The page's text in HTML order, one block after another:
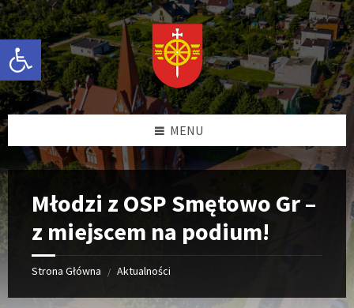
Przejdź
do
treści
Przejdź
do
prawej
kolumny
Przejdź
do
stopki
Otwórz pasek narzędzi
MENU
Młodzi z OSP Smętowo Gr –
z miejscem na podium!
Strona Główna / Aktualności